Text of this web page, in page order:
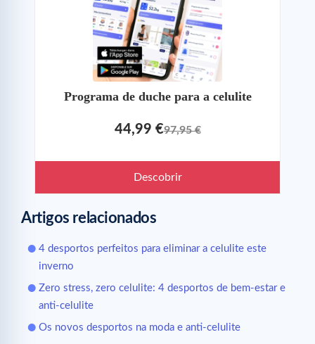
Programa de duche para a celulite
44,99 €97,95 €
Descobrir
Artigos relacionados
4 desportos perfeitos para eliminar a celulite este
inverno
Zero stress, zero celulite: 4 desportos de bem-estar e
anti-celulite
Os novos desportos na moda e anti-celulite